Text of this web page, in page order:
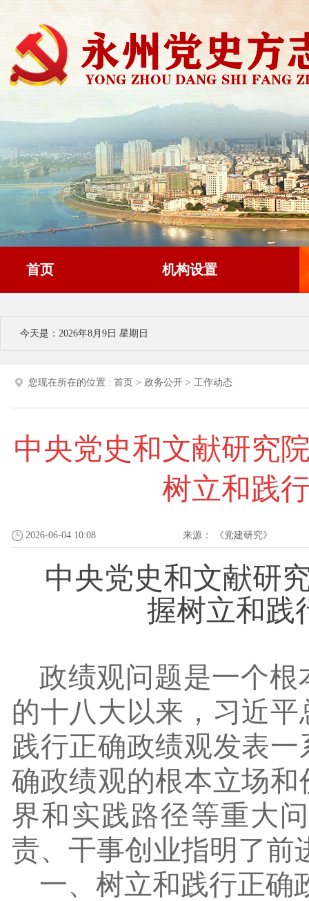
首页 机构设置
今天是：2026年8月9日 星期日
您现在所在的位置 : 首页 > 政务公开 > 工作动态
中央党史和文献研究
树立和践
2026-06-04 10:08 来源： 《党建研究》
中央党史和文献研
握树立和践
政绩观问题是一个
的十八大以来，习近
践行正确政绩观发表
确政绩观的根本立场
界和实践路径等重大
责、干事创业指明了前
一、树立和践行正确